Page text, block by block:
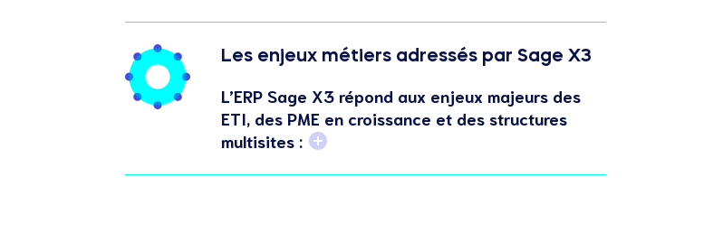
Les enjeux métiers adressés par Sage X3
L’ERP Sage X3 répond aux enjeux majeurs des
ETI, des PME en croissance et des structures
multisites :